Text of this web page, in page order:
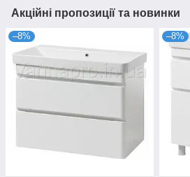
Акційні пропозиції та новинки
–8% –8%